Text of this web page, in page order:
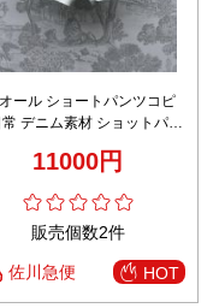
ール ショートパンツコピ
常 デニム素材 ショットパン
11000円
販売個数2件
佐川急便 HOT